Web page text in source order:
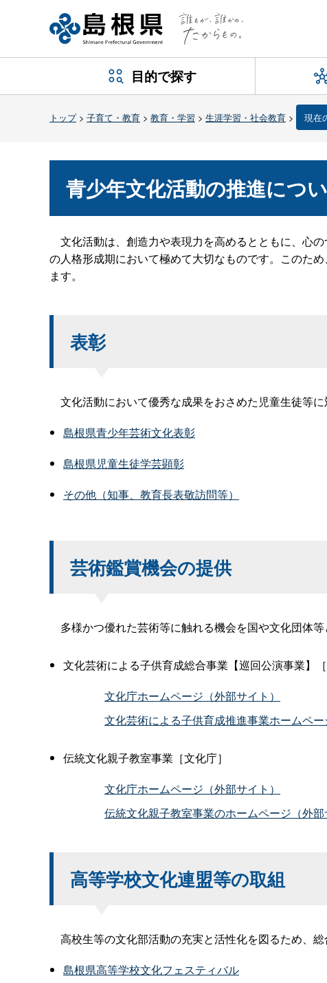
目的で探す
トップ> 子育て・教育 > 教育・学習 > 生涯学習・社会教育 > 現在
青少年文化活動の推進につ
文化活動は、創造力や表現力を高めるとともに、心
の人格形成期において極めて大切なものです。このた
ます。
表彰
文化活動において優秀な成果をおさめた児童生徒等
島根県青少年芸術文化表彰
島根県児童生徒学芸顕彰
その他（知事、教育長表敬訪問等）
芸術鑑賞機会の提供
多様かつ優れた芸術等に触れる機会を国や文化団体
文化芸術による子供育成総合事業【巡回公演事業】［
文化庁ホームページ（外部サイト）
文化芸術による子供育成推進事業ホームペー
伝統文化親子教室事業［文化庁］
文化庁ホームページ（外部サイト）
伝統文化親子教室事業のホームページ（外部
高等学校文化連盟等の取組
高校生等の文化部活動の充実と活性化を図るため、
島根県高等学校文化フェスティバル